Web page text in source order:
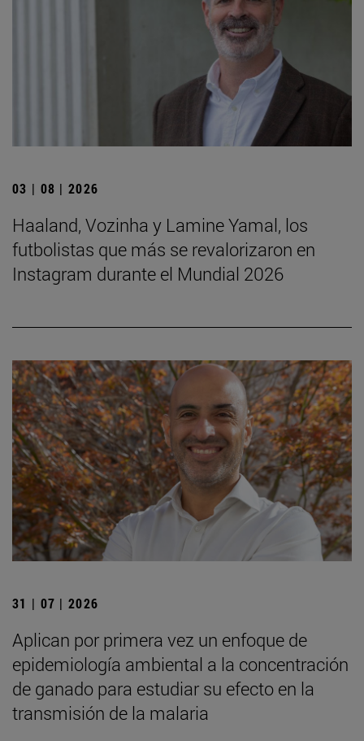
03 | 08 | 2026
Haaland, Vozinha y Lamine Yamal, los
futbolistas que más se revalorizaron en
Instagram durante el Mundial 2026
31 | 07 | 2026
Aplican por primera vez un enfoque de
epidemiología ambiental a la concentración
de ganado para estudiar su efecto en la
transmisión de la malaria